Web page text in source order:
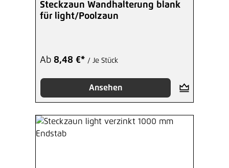
Steckzaun Wandhalterung blank
für light/Poolzaun
Ab 8,48 €* / Je Stück
Ansehen